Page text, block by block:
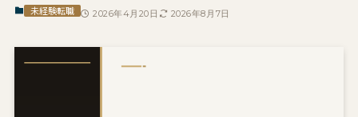
未経験転職 2026年4月20日 2026年8月7日